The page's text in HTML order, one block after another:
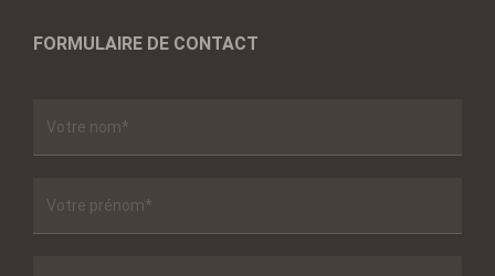
FORMULAIRE DE CONTACT